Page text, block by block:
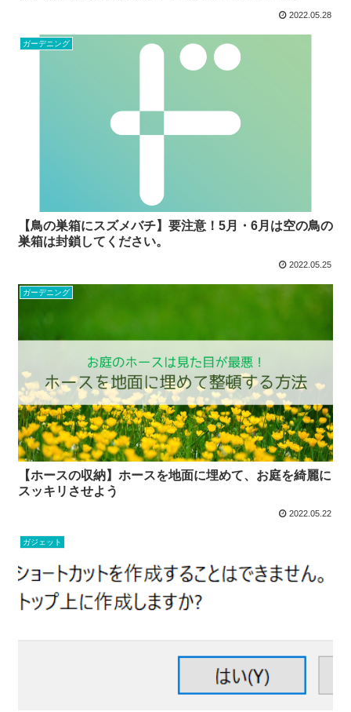
2022.05.28
ガーデニング
【鳥の巣箱にスズメバチ】要注意！5月・6月は空の鳥の
巣箱は封鎖してください。
2022.05.25
ガーデニング
【ホースの収納】ホースを地面に埋めて、お庭を綺麗に
スッキリさせよう
2022.05.22
ガジェット